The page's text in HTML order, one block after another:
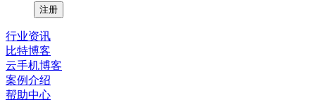
注册
行业资讯
比特博客
云手机博客
案例介绍
帮助中心